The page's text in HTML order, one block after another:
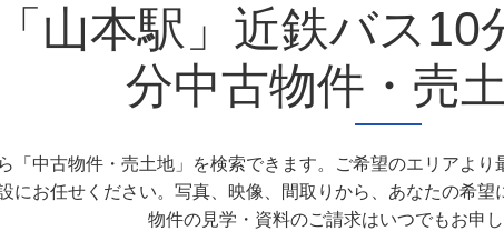
山本駅」近鉄バス10
分中古物件・売
「中古物件・売土地」を検索できます。ご希望のエリアより
にお任せください。写真、映像、間取りから、あなたの希
物件の見学・資料のご請求はいつでもお申し